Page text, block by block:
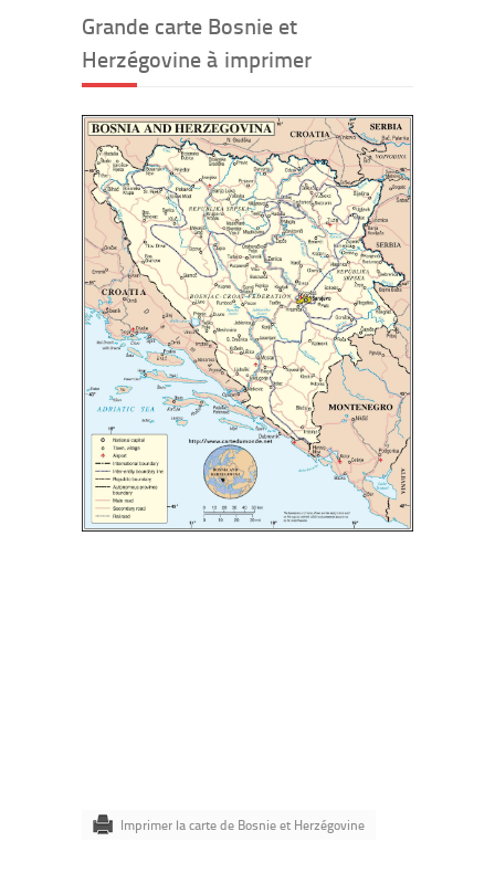
Grande carte Bosnie et
Herzégovine à imprimer
Imprimer la carte de Bosnie et Herzégovine